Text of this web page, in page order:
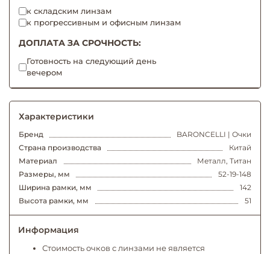
к складским линзам
к прогрессивным и офисным линзам
ДОПЛАТА ЗА СРОЧНОСТЬ:
Готовность на следующий день
вечером
Характеристики
Бренд
BARONCELLI | Очки
Страна производства
Китай
Материал
Металл, Титан
Размеры, мм
52-19-148
Ширина рамки, мм
142
Высота рамки, мм
51
Информация
Стоимость очков с линзами не является